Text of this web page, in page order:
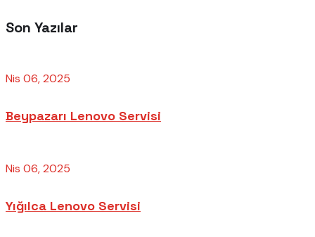
Son Yazılar
Nis 06, 2025
Beypazarı Lenovo Servisi
Nis 06, 2025
Yığılca Lenovo Servisi